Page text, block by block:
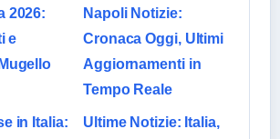
2026:
e
Napoli Notizie:
Cronaca Oggi, Ultimi
Aggiornamenti in
Tempo Reale
in Italia:
Ultime Notizie: Italia,